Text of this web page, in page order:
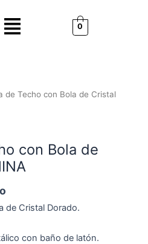
Menú
0
de Techo con Bola de Cristal
con Bola de
de Cristal Dorado.
con baño de latón.